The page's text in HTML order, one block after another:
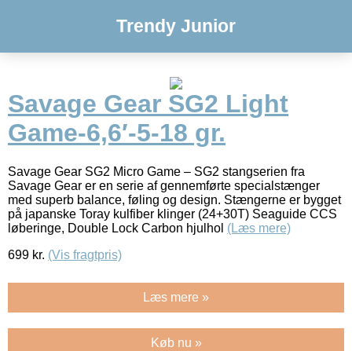
Trendy Junior
Savage Gear SG2 Light
Game-6,6′-5-18 gr.
Savage Gear SG2 Micro Game – SG2 stangserien fra
Savage Gear er en serie af gennemførte specialstænger
med superb balance, føling og design. Stængerne er bygget
på japanske Toray kulfiber klinger (24+30T) Seaguide CCS
løberinge, Double Lock Carbon hjulhol (Læs mere)
699 kr. (Vis fragtpris)
Læs mere »
Køb nu »